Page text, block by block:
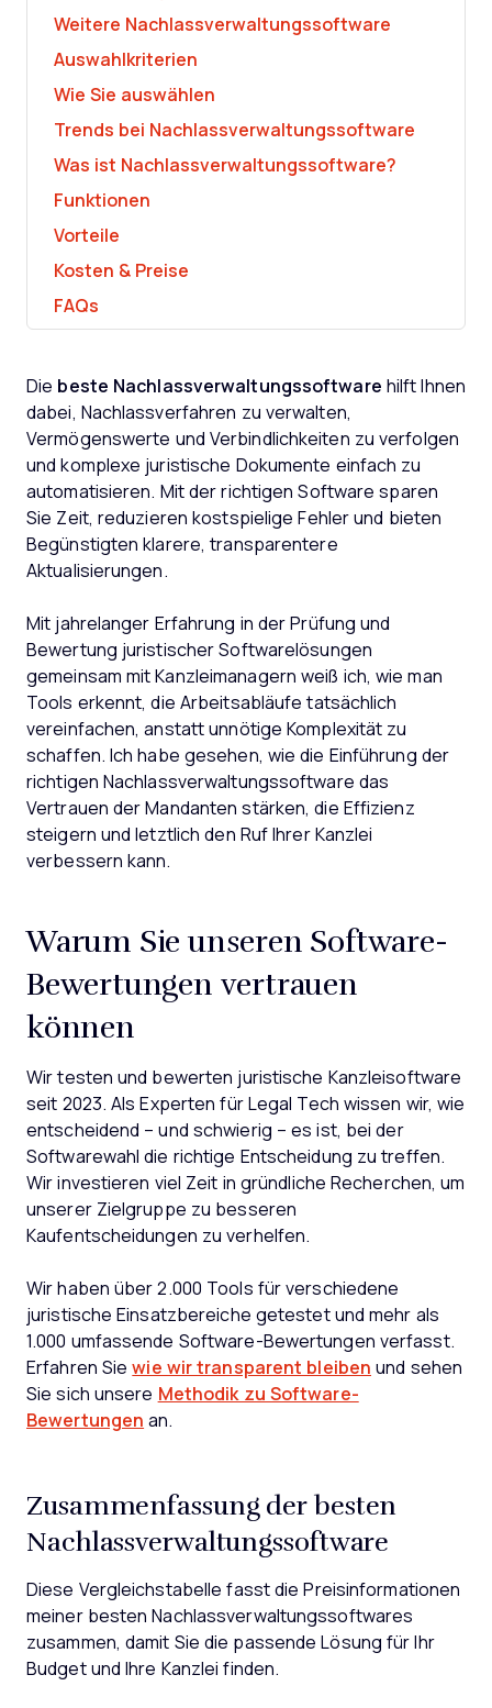
Weitere Nachlassverwaltungssoftware
Auswahlkriterien
Wie Sie auswählen
Trends bei Nachlassverwaltungssoftware
Was ist Nachlassverwaltungssoftware?
Funktionen
Vorteile
Kosten & Preise
FAQs
Die beste Nachlassverwaltungssoftware hilft Ihnen
dabei, Nachlassverfahren zu verwalten,
Vermögenswerte und Verbindlichkeiten zu verfolgen
und komplexe juristische Dokumente einfach zu
automatisieren. Mit der richtigen Software sparen
Sie Zeit, reduzieren kostspielige Fehler und bieten
Begünstigten klarere, transparentere
Aktualisierungen.
Mit jahrelanger Erfahrung in der Prüfung und
Bewertung juristischer Softwarelösungen
gemeinsam mit Kanzleimanagern weiß ich, wie man
Tools erkennt, die Arbeitsabläufe tatsächlich
vereinfachen, anstatt unnötige Komplexität zu
schaffen. Ich habe gesehen, wie die Einführung der
richtigen Nachlassverwaltungssoftware das
Vertrauen der Mandanten stärken, die Effizienz
steigern und letztlich den Ruf Ihrer Kanzlei
verbessern kann.
Warum Sie unseren Software-
Bewertungen vertrauen
können
Wir testen und bewerten juristische Kanzleisoftware
seit 2023. Als Experten für Legal Tech wissen wir, wie
entscheidend – und schwierig – es ist, bei der
Softwarewahl die richtige Entscheidung zu treffen.
Wir investieren viel Zeit in gründliche Recherchen, um
unserer Zielgruppe zu besseren
Kaufentscheidungen zu verhelfen.
Wir haben über 2.000 Tools für verschiedene
juristische Einsatzbereiche getestet und mehr als
1.000 umfassende Software-Bewertungen verfasst.
Erfahren Siewie wir transparent bleiben und sehen
Sie sich unsere Methodik zu Software-
Bewertungen an.
Zusammenfassung der besten
Nachlassverwaltungssoftware
Diese Vergleichstabelle fasst die Preisinformationen
meiner besten Nachlassverwaltungssoftwares
zusammen, damit Sie die passende Lösung für Ihr
Budget und Ihre Kanzlei finden.